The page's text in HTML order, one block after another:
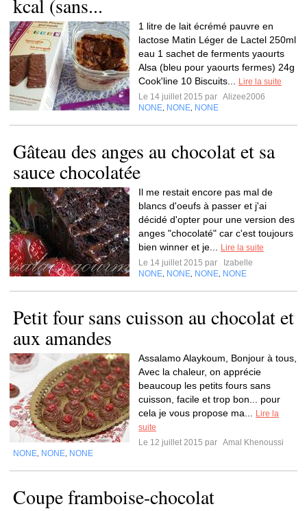
kcal (sans...
1 litre de lait écrémé pauvre en
lactose Matin Léger de Lactel 250ml
eau 1 sachet de ferments yaourts
Alsa (bleu pour yaourts fermes) 24g
Cook'line 10 Biscuits...
Lire la suite
Le 14 juillet 2015 par Alizee2006
NONE NONE NONE
Gâteau des anges au chocolat et sa
sauce chocolatée
Il me restait encore pas mal de
blancs d'oeufs à passer et j'ai
décidé d'opter pour une version des
anges "chocolaté" car c'est toujours
bien winner et je...
Lire la suite
Le 14 juillet 2015 par
Izabelle
NONE NONE NONE NONE
Petit four sans cuisson au chocolat et
aux amandes
Assalamo Alaykoum, Bonjour à tous,
Avec la chaleur, on apprécie
beaucoup les petits fours sans
cuisson, facile et trop bon... pour
cela je vous propose ma...
Lire la
suite
Le 12 juillet 2015 par Amal Khenoussi
NONE NONE NONE
Coupe framboise-chocolat